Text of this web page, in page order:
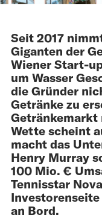
Seit 2017
Giganten der
Wiener Start-
um Wasser
die Gründer
Getränke zu
Getränkemarkt
Wette scheint
macht das
Henry Murray
100 Mio. €
Tennisstar
an Bord.